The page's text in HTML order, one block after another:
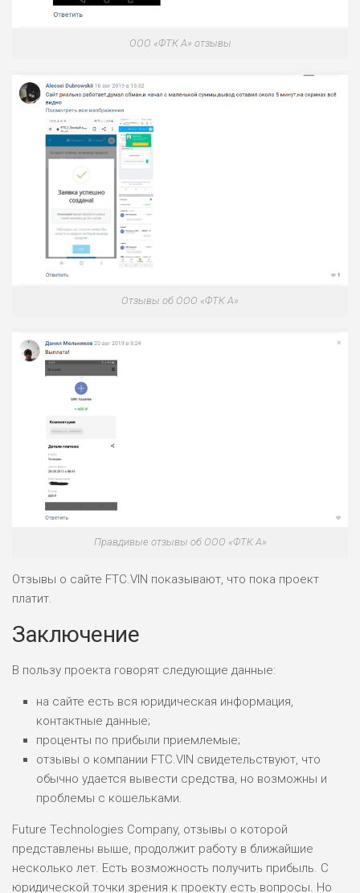
ООО «ФТК А» отзывы
Отзывы об ООО «ФТК А»
Правдивые отзывы об ООО «ФТК А»
Отзывы о сайте FTC.VIN показывают, что пока проект
платит.
Заключение
В пользу проекта говорят следующие данные:
на сайте есть вся юридическая информация,
контактные данные;
проценты по прибыли приемлемые;
отзывы о компании FTC.VIN свидетельствуют, что
обычно удается вывести средства, но возможны и
проблемы с кошельками.
Future Technologies Company, отзывы о которой
представлены выше, продолжит работу в ближайшие
несколько лет. Есть возможность получить прибыль. С
юридической точки зрения к проекту есть вопросы. Но